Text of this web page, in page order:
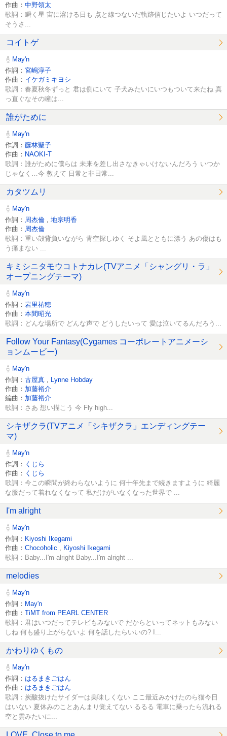
作曲： 中野領太
歌詞：瞬く星 宙に溶ける日も 点と線つないだ軌跡信じたいよ いつだって
そうさ...
コイトゲ
May'n
作詞： 宮嶋淳子
作曲： イケガミキヨシ
歌詞：春夏秋冬ずっと 君は側にいて 子犬みたいにいつもついて来たね 真
っ直ぐなその瞳は...
誰がために
May'n
作詞： 藤林聖子
作曲： NAOKI-T
歌詞：誰がために僕らは 未来を差し出さなきゃいけないんだろう いつか
じゃなく…今 教えて 日常と非日常...
カタツムリ
May'n
作詞： 周杰倫
地宗明香
作曲： 周杰倫
歌詞：重い殻背負いながら 青空探しゆく そよ風とともに漂う あの傷はも
う痛まない ...
キミシニタモウコトナカレ(TVアニメ「シャングリ・ラ」
オープニングテーマ)
May'n
作詞： 岩里祐穂
作曲： 本間昭光
歌詞：どんな場所で どんな声で どうしたいって 愛は泣いてるんだろう...
Follow Your Fantasy(Cygames コーポレートアニメーシ
ョンムービー)
May'n
作詞： 古屋真
Lynne Hobday
作曲： 加藤裕介
編曲： 加藤裕介
歌詞：さあ 想い描こう 今 Fly high...
シキザクラ(TVアニメ「シキザクラ」エンディングテー
マ)
May'n
作詞： くじら
作曲： くじら
歌詞：今この瞬間が終わらないように 何十年先まで続きますように 綺麗
な服だって着れなくなって 私だけがいなくなった世界で ...
I'm alright
May'n
作詞： Kiyoshi Ikegami
作曲： Chocoholic Kiyoshi Ikegami
歌詞：Baby...I'm alright Baby...I'm alright ...
melodies
May'n
作詞： May'n
作曲： TiMT from PEARL CENTER
歌詞：君はいつだってテレビもみないで だからといってネットもみない
しね 何も盛り上がらないよ 何を話したらいいの? I...
かわりゆくもの
May'n
作詞： はるまきごはん
作曲： はるまきごはん
歌詞：炭酸抜けたサイダーは美味しくない ここ最近みかけたのら猫今日
はいない 夏休みのことあんまり覚えてない るるる 電車に乗ったら流れる
空と雲みたいに...